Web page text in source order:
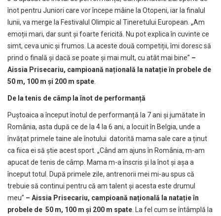
înot pentru Juniori care vor începe mâine la Otopeni, iar la finalul
lunii, va merge la Festivalul Olimpic al Tineretului European. „Am
emoții mari, dar sunt și foarte fericită. Nu pot explica în cuvinte ce
simt, ceva unic și frumos. La aceste două competiții, îmi doresc să
prind o finală și dacă se poate și mai mult, cu atât mai bine” –
Aissia Prisecariu, campioană națională la natație în probele de
50 m, 100 m și 200 m spate.
De la tenis de câmp la înot de performanță
Puștoaica a început înotul de performanță la 7 ani și jumătate în
România, asta după ce de la 4 la 6 ani, a locuit în Belgia, unde a
învățat primele taine ale înotului datorită mama sale care a ținut
ca fiica ei să știe acest sport. „Când am ajuns în România, m-am
apucat de tenis de câmp. Mama m-a înscris și la înot și așa a
început totul. După primele zile, antrenorii mei mi-au spus că
trebuie să continui pentru că am talent și acesta este drumul
meu” – Aissia Prisecariu, campioană națională la natație în
probele de 50 m, 100 m și 200 m spate. La fel cum se întâmplă la